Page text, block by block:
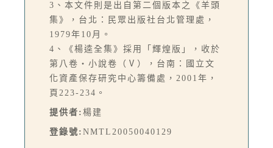
3、本文件則是出自第二個版本之《羊頭
集》，台北：民眾出版社台北管理處，
1979年10月。
4、《楊逵全集》採用「輝煌版」，收於
第八卷‧小說卷（Ⅴ），台南：國立文
化資產保存研究中心籌備處，2001年，
頁223-234。
提供者: 楊建
登錄號: NMTL20050040129